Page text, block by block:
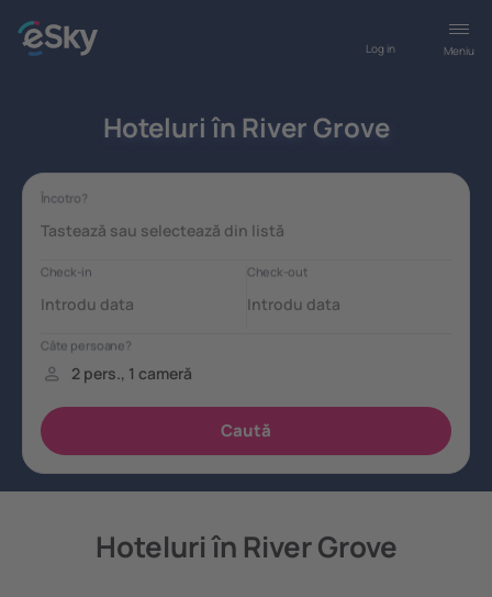
Meniu
Log in
Hoteluri în River Grove
Hoteluri în River Grove